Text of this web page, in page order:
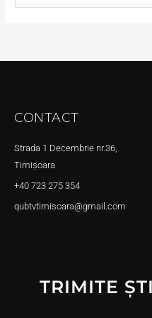
CONTACT
Strada 1 Decembrie nr.36,
Timișoara
+40 723 275 354
qubtvtimisoara@gmail.com
TRIMITE